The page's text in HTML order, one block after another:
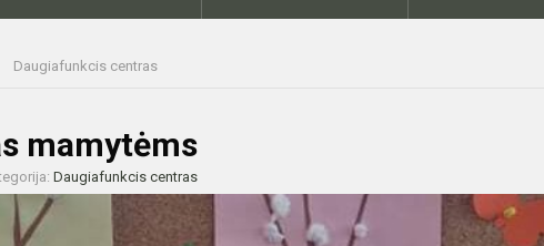
Daugiafunkcis centras
mamytėms
Daugiafunkcis centras